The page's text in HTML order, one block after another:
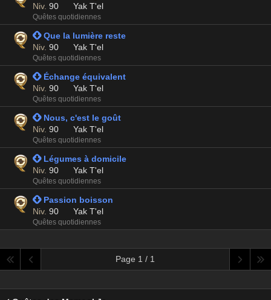
Niv. 90 Yak T'el
Quêtes quotidiennes
 Que la lumière reste
Niv. 90 Yak T'el
Quêtes quotidiennes
 Échange équivalent
Niv. 90 Yak T'el
Quêtes quotidiennes
 Nous, c'est le goût
Niv. 90 Yak T'el
Quêtes quotidiennes
 Légumes à domicile
Niv. 90 Yak T'el
Quêtes quotidiennes
 Passion boisson
Niv. 90 Yak T'el
Quêtes quotidiennes
Page 1 / 1